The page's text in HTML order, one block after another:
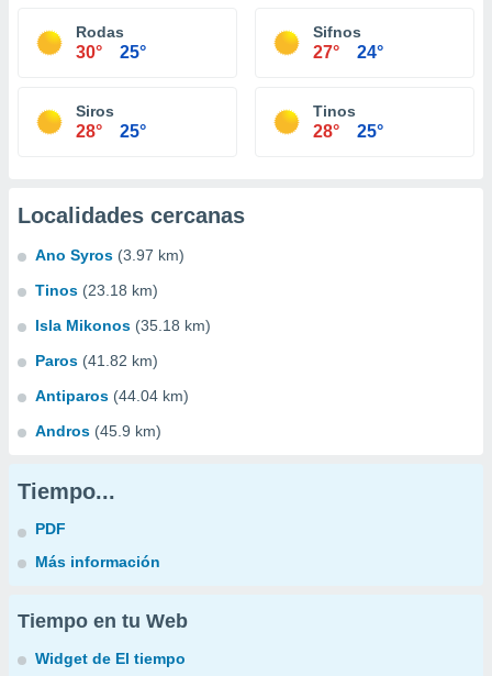
Rodas
30° 25°
Sifnos
27° 24°
Siros
28° 25°
Tinos
28° 25°
Localidades cercanas
Ano Syros (3.97 km)
Tinos (23.18 km)
Isla Mikonos (35.18 km)
Paros (41.82 km)
Antiparos (44.04 km)
Andros (45.9 km)
Tiempo...
PDF
Más información
Tiempo en tu Web
Widget de El tiempo